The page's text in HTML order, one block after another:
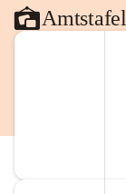
Amtstafel